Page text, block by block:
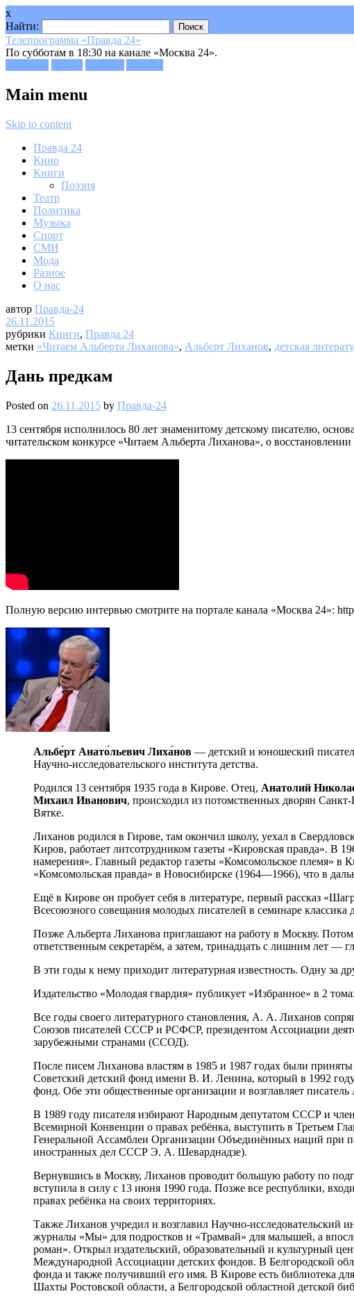
x
Найти:
Телепрограмма «Правда 24»
По субботам в 18:30 на канале «Москва 24».
Main menu
Skip to content
Правда 24
Кино
Книги
Поэзия
Театр
Политика
Музыка
Спорт
СМИ
Мода
Разное
О нас
автор Правда-24
26.11.2015
рубрики Книги, Правда 24
метки «Читаем Альберта Лиханова», Альберт Лиханов, детская
Дань предкам
Posted on 26.11.2015 by Правда-24
13 сентября исполнилось 80 лет знаменитому детскому писателю,
читательском конкурсе «Читаем Альберта Лиханова», о
Полную версию интервью смотрите на портале канала «Москва 24»:
Альбе́рт Анато́льевич Лиха́нов — детский и юношеский
Научно-исследовательского института детства.
Родился 13 сентября 1935 года в Кирове. Отец, Анатолий
Михаил Иванович, происходил из потомственных дворян
Вятке.
Лиханов родился в Гирове, там окончил школу, уехал в
Киров, работает литсотрудником газеты «Кировская правда». В
намерения». Главный редактор газеты «Комсомольское племя» в
«Комсомольская правда» в Новосибирске (1964—1966), что в
Ещё в Кирове он пробует себя в литературе, первый рассказ
Всесоюзного совещания молодых писателей в семинаре классика
Позже Альберта Лиханова приглашают на работу в Москву.
ответственным секретарём, а затем, тринадцать с лишним лет —
В эти годы к нему приходит литературная известность. Одну за
Издательство «Молодая гвардия» публикует «Избранное» в 2
Все годы своего литературного становления, А. А. Лиханов
Союзов писателей СССР и РСФСР, президентом Ассоциации
зарубежными странами (ССОД).
После писем Лиханова властям в 1985 и 1987 годах были
Советский детский фонд имени В. И. Ленина, который в 1992
фонд. Обе эти общественные организации и возглавляет
В 1989 году писателя избирают Народным депутатом СССР и
Всемирной Конвенции о правах ребёнка, выступить в Третьем
Генеральной Ассамблеи Организации Объединённых наций при
иностранных дел СССР Э. А. Шеварднадзе).
Вернувшись в Москву, Лиханов проводит большую работу по
вступила в силу с 13 июня 1990 года. Позже все республики,
правах ребёнка на своих территориях.
Также Лиханов учредил и возглавил Научно-исследовательский
журналы «Мы» для подростков и «Трамвай» для малышей, а
роман». Открыл издательский, образовательный и культурный
Международной Ассоциации детских фондов. В Белгородской
фонда и также получивший его имя. В Кирове есть библиотека
Шахты Ростовской области, а Белгородской областной детской